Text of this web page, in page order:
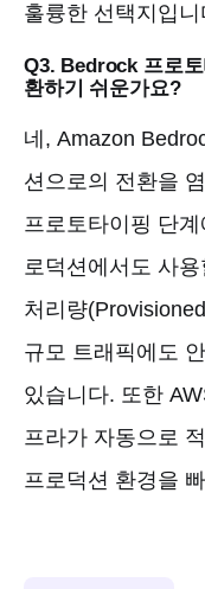
훌륭한 선택지입니
Q3. Bedrock 프로
환하기 쉬운가요?
네, Amazon
션으로의 전환을
프로토타이핑 단
로덕션에서도 사
처리량
규모 트래픽에도
있습니다. 또한
프라가 자동으로
프로덕션 환경을